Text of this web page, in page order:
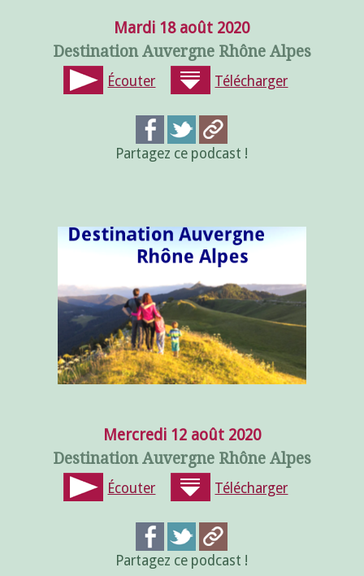
Mardi 18 août 2020
Destination Auvergne Rhône Alpes
Écouter Télécharger
Partagez ce podcast !
Mercredi 12 août 2020
Destination Auvergne Rhône Alpes
Écouter Télécharger
Partagez ce podcast !